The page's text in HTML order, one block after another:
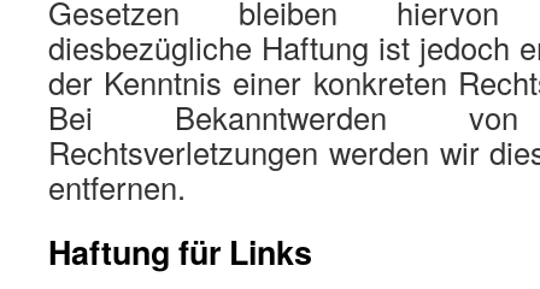
Gesetzen bleiben hiervon
diesbezügliche Haftung ist jedoch
der Kenntnis einer konkreten
Bei Bekanntwerden von
Rechtsverletzungen werden wir
entfernen.
Haftung für Links